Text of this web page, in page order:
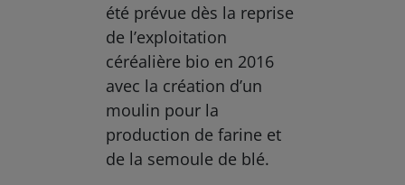
été prévue dès la reprise
de l’exploitation
céréalière bio en 2016
avec la création d’un
moulin pour la
production de farine et
de la semoule de blé.